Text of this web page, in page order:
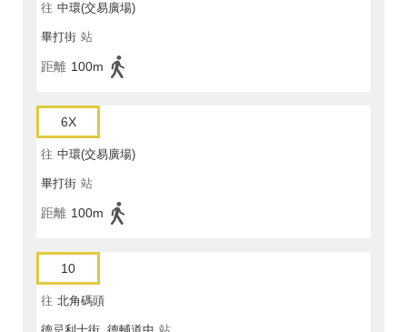
往 中環(交易廣場)
畢打街 站
距離 100m
6X
往 中環(交易廣場)
畢打街 站
距離 100m
10
往 北角碼頭